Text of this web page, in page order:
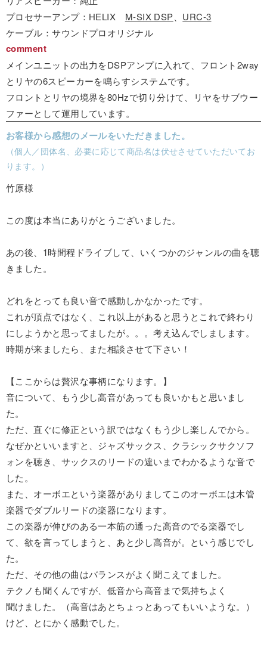
プロセサーアンプ：HELIX M-SIX DSP、 URC-3
ケーブル：サウンドプロオリジナル
comment
メインユニットの出力をDSPアンプに入れて、フロント2way
とリヤの6スピーカーを鳴らすシステムです。
フロントとリヤの境界を80Hzで切り分けて、リヤをサブウー
ファーとして運用しています。
お客様から感想のメールをいただきました。
（個人／団体名、必要に応じて商品名は伏せさせていただいてお
ります。）
竹原様
この度は本当にありがとうございました。
あの後、1時間程ドライブして、いくつかのジャンルの曲を聴
きました。
どれをとっても良い音で感動しかなかったです。
これが頂点ではなく、これ以上があると思うとこれで終わり
にしようかと思ってましたが。。。考え込んでしまします。
時期が来ましたら、また相談させて下さい！
【ここからは贅沢な事柄になります。】
音について、もう少し高音があっても良いかもと思いまし
た。
ただ、直ぐに修正という訳ではなくもう少し楽しんでから。
なぜかといいますと、ジャズサックス、クラシックサクソフ
ォンを聴き、サックスのリードの違いまでわかるような音で
した。
また、オーボエという楽器がありましてこのオーボエは木管
楽器でダブルリードの楽器になります。
この楽器が伸びのある一本筋の通った高音のでる楽器でし
て、欲を言ってしまうと、あと少し高音が。という感じでし
た。
ただ、その他の曲はバランスがよく聞こえてました。
テクノも聞くんですが、低音から高音まで気持ちよく
聞けました。（高音はあとちょっとあってもいいような。）
けど、とにかく感動でした。